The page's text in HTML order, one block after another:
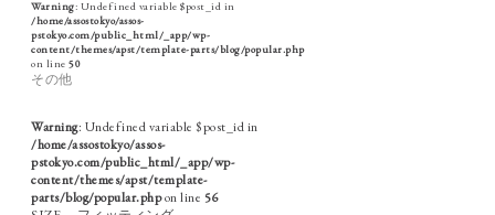
Warning: Undefined variable $post_id in
/home/assostokyo/assos-
pstokyo.com/public_html/_app/wp-
content/themes/apst/template-parts/blog/popular.php
on line 50
その他
Warning: Undefined variable $post_id in
/home/assostokyo/assos-
pstokyo.com/public_html/_app/wp-
content/themes/apst/template-
parts/blog/popular.phpon line 56